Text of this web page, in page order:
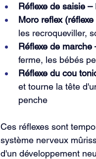
Réflexe de saisie –
Moro reflex
les recroqueviller,
Réflexe de marche
ferme, les bébés
Réflexe du cou
et tourne la tête
penche
Ces réflexes sont
système nerveux
d'un développement